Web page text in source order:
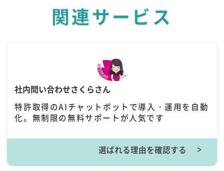
関連サービス
社内問い合わせさくらさん
特許取得のAIチャットボットで導入・運用を自動
化。無制限の無料サポートが人気です
選ばれる理由を確認する ＞